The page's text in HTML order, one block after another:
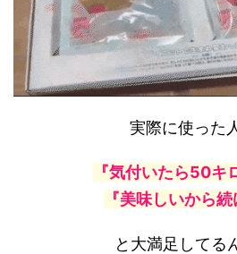
実際に使った
『気付いたら50キ
『美味しいから続
と大満足してる